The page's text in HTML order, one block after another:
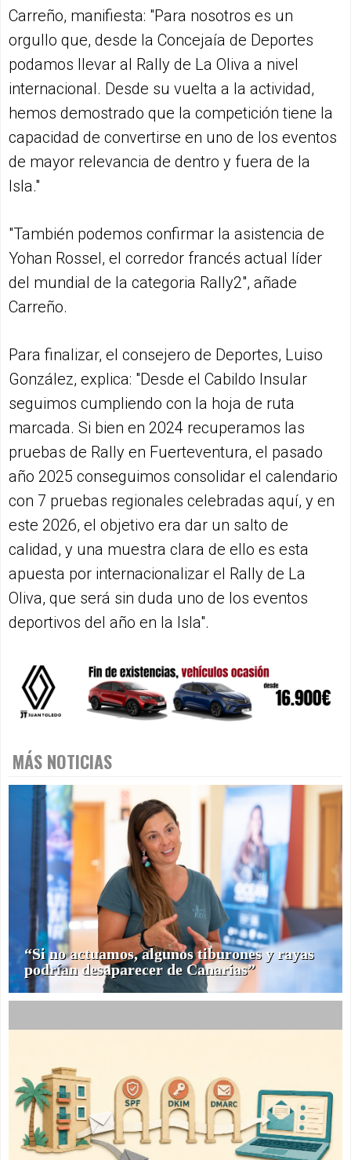
Carreño, manifiesta: "Para nosotros es un
orgullo que, desde la Concejaía de Deportes
podamos llevar al Rally de La Oliva a nivel
internacional. Desde su vuelta a la actividad,
hemos demostrado que la competición tiene la
capacidad de convertirse en uno de los eventos
de mayor relevancia de dentro y fuera de la
Isla."
"También podemos confirmar la asistencia de
Yohan Rossel, el corredor francés actual líder
del mundial de la categoria Rally2", añade
Carreño.
Para finalizar, el consejero de Deportes, Luiso
González, explica: "Desde el Cabildo Insular
seguimos cumpliendo con la hoja de ruta
marcada. Si bien en 2024 recuperamos las
pruebas de Rally en Fuerteventura, el pasado
año 2025 conseguimos consolidar el calendario
con 7 pruebas regionales celebradas aquí, y en
este 2026, el objetivo era dar un salto de
calidad, y una muestra clara de ello es esta
apuesta por internacionalizar el Rally de La
Oliva, que será sin duda uno de los eventos
deportivos del año en la Isla".
MÁS NOTICIAS
“Si no actuamos, algunos tiburones y rayas
podrían desaparecer de Canarias”